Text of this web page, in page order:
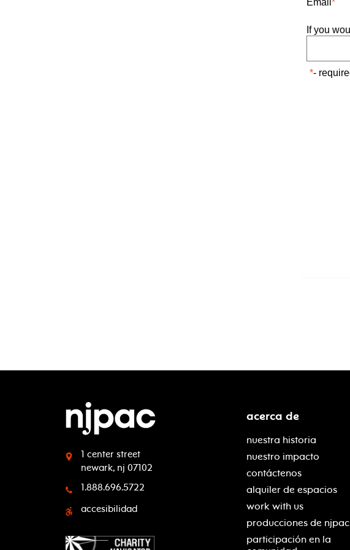
1 center street
newark, nj 07102
1.888.696.5722
accesibilidad
acerca de
nuestra historia
nuestro impacto
contáctenos
alquiler de espacios
work with us
producciones de njpac
participación en la